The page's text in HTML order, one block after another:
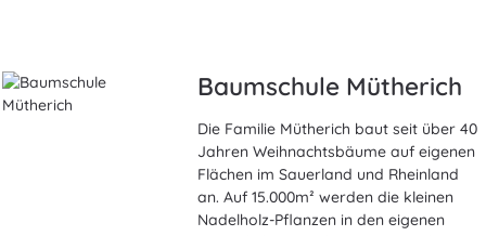
Baumschule Mütherich
Die Familie Mütherich baut seit über 40
Jahren Weihnachtsbäume auf eigenen
Flächen im Sauerland und Rheinland
an. Auf 15.000m² werden die kleinen
Nadelholz-Pflanzen in den eigenen